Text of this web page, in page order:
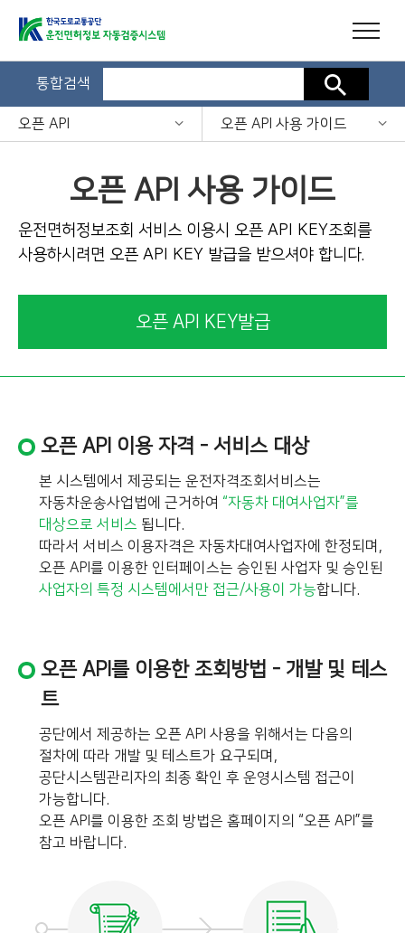
통합검색 검색
오픈 API 오픈 API 사용 가이드
오픈 API 사용 가이드
운전면허정보조회 서비스 이용시 오픈 API KEY조회를
사용하시려면 오픈 API KEY 발급을 받으셔야 합니다.
오픈 API KEY발급
오픈 API 이용 자격 - 서비스 대상
본 시스템에서 제공되는 운전자격조회서비스는
자동차운송사업법에 근거하여 “자동차 대여사업자”를
대상으로 서비스 됩니다.
따라서 서비스 이용자격은 자동차대여사업자에 한정되며,
오픈 API를 이용한 인터페이스는 승인된 사업자 및 승인된
사업자의 특정 시스템에서만 접근/사용이 가능합니다.
오픈 API를 이용한 조회방법 - 개발 및 테스
트
공단에서 제공하는 오픈 API 사용을 위해서는 다음의
절차에 따라 개발 및 테스트가 요구되며,
공단시스템관리자의 최종 확인 후 운영시스템 접근이
가능합니다.
오픈 API를 이용한 조회 방법은 홈페이지의 “오픈 API”를
참고 바랍니다.